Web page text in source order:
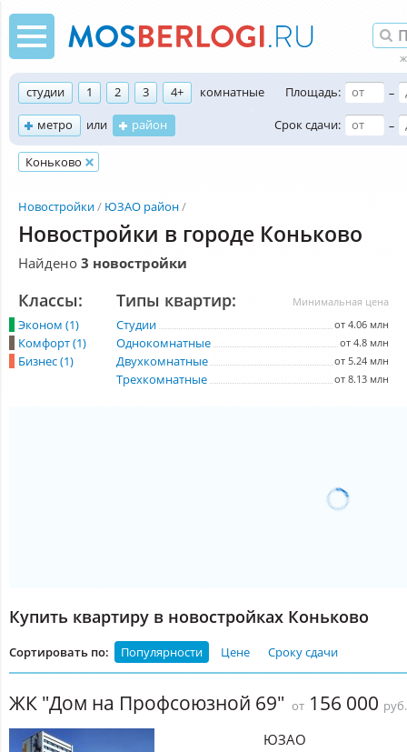
студии 1 2 3 4+
комнатные
метро
или район
Площадь:
–
Срок сдачи:
–
Коньково
Новостройки ЮЗАО район
Новостройки в городе Коньково
Найдено 3 новостройки
Классы:
Эконом (1)
Комфорт (1)
Бизнес (1)
Минимальная цена
Типы квартир:
Студии от 4.06 млн
Однокомнатные от 4.8 млн
Двухкомнатные от 5.24 млн
Трехкомнатные от 8.13 млн
Купить квартиру в новостройках Коньково
Сортировать по: Популярности Цене Сроку сдачи
ЖК "Дом на Профсоюзной 69" от 156 000
ЮЗАО